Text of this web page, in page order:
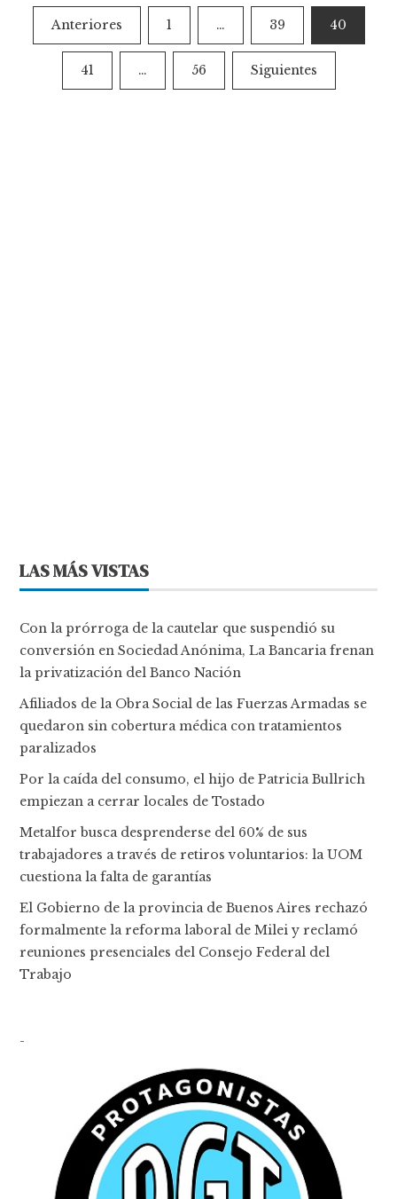
Paginación
de
entradas
Anteriores 1 … 39 40
41 … 56 Siguientes
LAS MÁS VISTAS
Con la prórroga de la cautelar que suspendió su
conversión en Sociedad Anónima, La Bancaria frenan
la privatización del Banco Nación
Afiliados de la Obra Social de las Fuerzas Armadas se
quedaron sin cobertura médica con tratamientos
paralizados
Por la caída del consumo, el hijo de Patricia Bullrich
empiezan a cerrar locales de Tostado
Metalfor busca desprenderse del 60% de sus
trabajadores a través de retiros voluntarios: la UOM
cuestiona la falta de garantías
El Gobierno de la provincia de Buenos Aires rechazó
formalmente la reforma laboral de Milei y reclamó
reuniones presenciales del Consejo Federal del
Trabajo
-